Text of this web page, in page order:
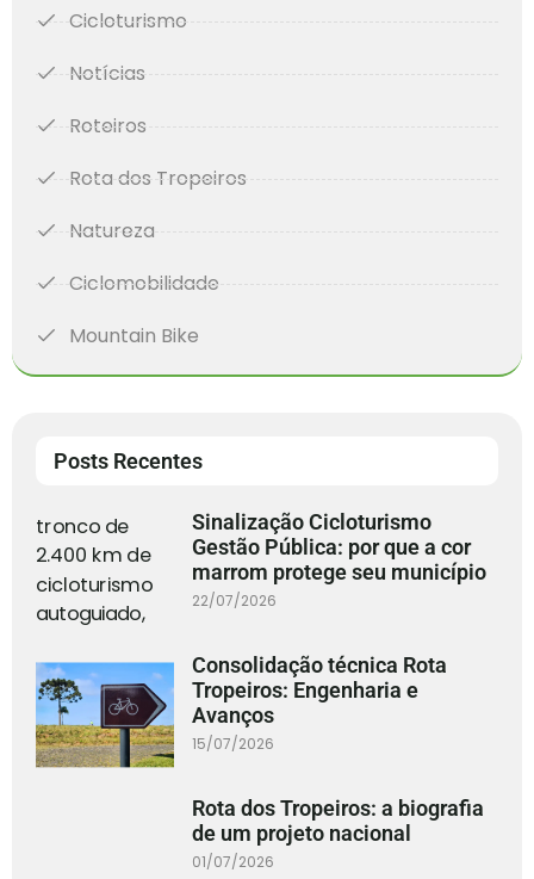
Cicloturismo
Notícias
Roteiros
Rota dos Tropeiros
Natureza
Ciclomobilidade
Mountain Bike
Posts Recentes
Sinalização Cicloturismo
Gestão Pública: por que a cor
marrom protege seu município
22/07/2026
Consolidação técnica Rota
Tropeiros: Engenharia e
Avanços
15/07/2026
Rota dos Tropeiros: a biografia
de um projeto nacional
01/07/2026